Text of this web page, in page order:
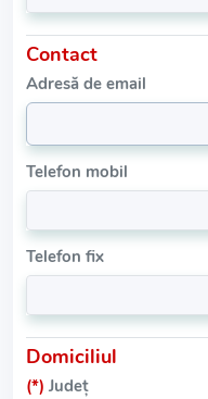
Contact
Adresă de email
Telefon mobil
Telefon fix
Domiciliul
(*) Județ